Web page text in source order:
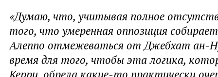
«Думаю, что, учитывая полное
того, что умеренная оппозиция
Алеппо отмежеваться от Джебхат ан-
время для того, чтобы эта логика,
Керри, обрела какие-то практически